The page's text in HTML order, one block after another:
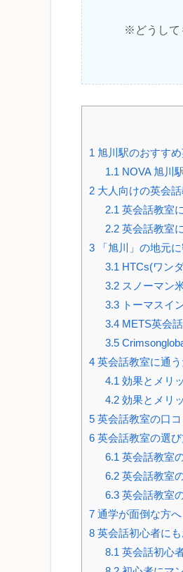
※どうして
1 旭川駅のおすす
1.1 NOVA 旭川
2 大人向けの英会
2.1 英会話教室
2.2英会話教室
3 「旭川」の地元
3.1 HTCs(ワン
3.2スノーマン
3.3トーマスイ
3.4METS英会話
3.5
4 英会話教室に通
4.1 効果とメリ
4.2効果とメリ
5 英会話教室の口
6 英会話教室の選
6.1 英会話教室
6.2英会話教室
6.3英会話教室
7 通学が面倒な方
8 英会話初心者に
8.1 英会話初心